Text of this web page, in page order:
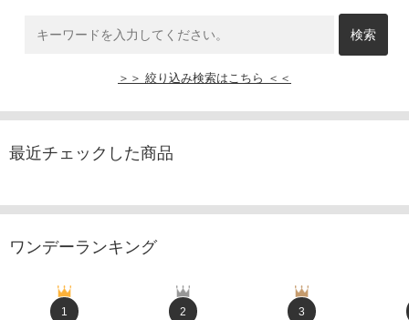
＞＞ 絞り込み検索はこちら ＜＜
最近チェックした商品
ワンデーランキング
1 2 3